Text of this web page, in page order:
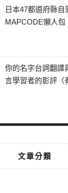
日本47都道府縣自
MAPCODE懶人包
你的名字台詞翻譯
言學習者的影評（
文章分類